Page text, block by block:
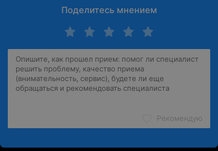
Поделитесь мнением
Рекомендую